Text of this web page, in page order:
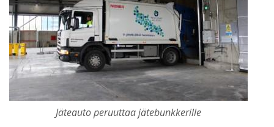
Jäteauto peruuttaa jätebunkkerille